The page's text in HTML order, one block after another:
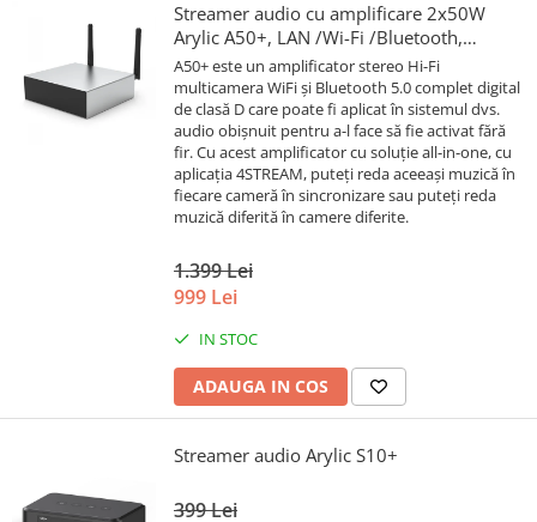
Streamer audio cu amplificare 2x50W
Arylic A50+, LAN /Wi-Fi /Bluetooth,
24bit/192kHz, Multiroom
A50+ este un amplificator stereo Hi-Fi
multicamera WiFi și Bluetooth 5.0 complet digital
de clasă D care poate fi aplicat în sistemul dvs.
audio obișnuit pentru a-l face să fie activat fără
fir. Cu acest amplificator cu soluție all-in-one, cu
aplicația 4STREAM, puteți reda aceeași muzică în
fiecare cameră în sincronizare sau puteți reda
muzică diferită în camere diferite.
1.399 Lei
999 Lei
IN STOC
ADAUGA IN COS
Streamer audio Arylic S10+
399 Lei